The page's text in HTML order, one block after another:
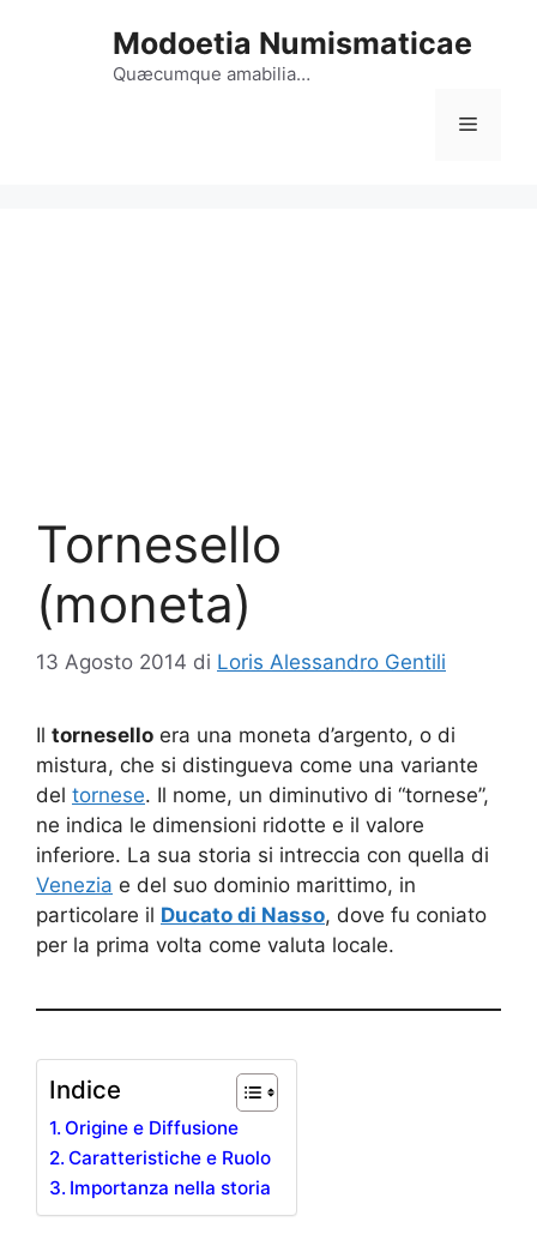
Modoetia Numismaticae
Quæcumque amabilia…
Menu
Tornesello
(moneta)
13 Agosto 2014 di Loris Alessandro Gentili
Il tornesello era una moneta d’argento, o di
mistura, che si distingueva come una variante
del tornese. Il nome, un diminutivo di “tornese”,
ne indica le dimensioni ridotte e il valore
inferiore. La sua storia si intreccia con quella di
Venezia e del suo dominio marittimo, in
particolare il Ducato di Nasso, dove fu coniato
per la prima volta come valuta locale.
Indice
Origine e Diffusione
Caratteristiche e Ruolo
Importanza nella storia